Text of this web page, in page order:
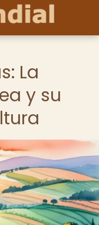
La
y su